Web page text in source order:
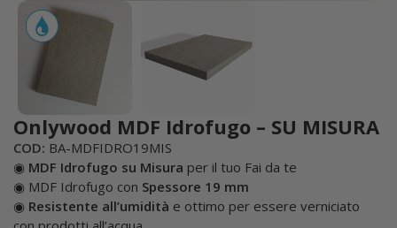
Onlywood MDF Idrofugo – SU MISURA
COD: BA-MDFIDRO19MIS
◉ MDF Idrofugo su Misura per il tuo Fai da te
◉ MDF Idrofugo con Spessore 19 mm
◉ Resistente all’umidità e ottimo per essere verniciato